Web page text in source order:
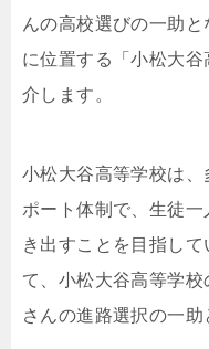
んの高校選びの一助
に位置する「小松大
介します。
小松大谷高等学校は
ポート体制で、生徒一
き出すことを目指し
て、小松大谷高等学
さんの進路選択の一助